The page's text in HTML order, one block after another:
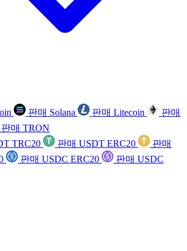
판매 Solana 판매 Litecoin
판매
판매 TRON
TRC20
판매 USDT ERC20
판매
판매 USDC ERC20
판매 USDC